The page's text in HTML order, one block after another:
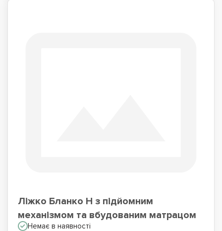
Ліжко Бланко Н з підйомним
механізмом та вбудованим матрацом
Немає в наявності